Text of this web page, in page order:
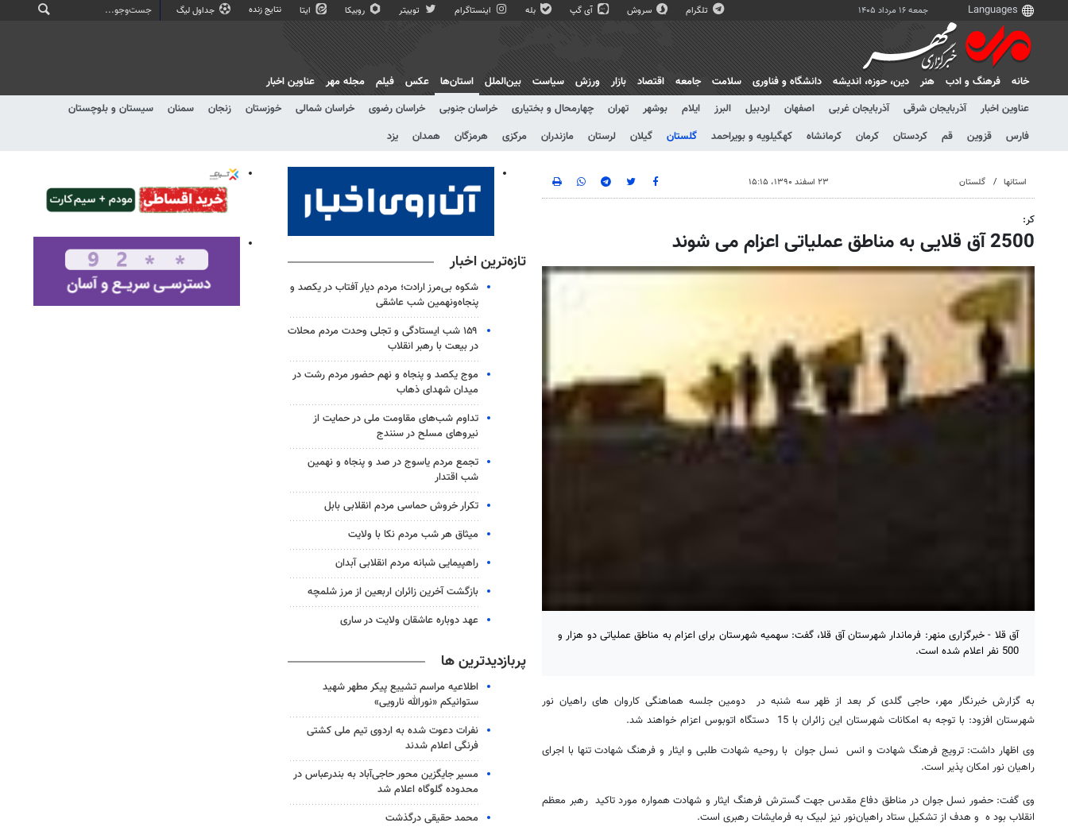
جمعه ۱۶ مرداد ۱۴۰۵ تلگرام سروش آی گپ بله اینستاگرام توییتر روبیکا ایتا نتایج زنده جداول لیگ
خانه فرهنگ و ادب هنر دين، حوزه، انديشه دانشگاه و فناوری سلامت جامعه اقتصاد بازار ورزش سیاست بین‌الملل
استان‌ها
عناوین اخبار
آذربایجان شرقی آذربایجان غربی اصفهان اردبیل البرز ایلام بوشهر تهران چهارمحال و بختیاری خراسان جنوبی خراسان رضوی خراسان شمالی خوزستان زنجان سمنان
سیستان و بلوچستان
فارس
قزوین قم کردستان کرمان کرمانشاه کهگیلویه و بویراحمد گلستان گیلان لرستان مازندران مرکزی هرمزگان همدان یزد
عکس فیلم مجله مهر عناوین اخبار
استانها گلستان ۲۳ اسفند ۱۳۹۰، ۱۵:۱۵
کر:
2500 آق قلایی به مناطق عملیاتی اعزام می شوند
آق قلا - خبرگزاری منهر: فرماندار شهرستان آق قلا، گفت: سهمیه شهرستان برای اعزام به مناطق عملیاتی دو هزار و
500 نفر اعلام شده است.
به گزارش خبرنگار مهر، حاجی گلدی کر بعد از ظهر سه شنبه در دومین جلسه هماهنگی کاروان های راهیان نور
شهرستان افزود: با توجه به امکانات شهرستان این زائران با 15 دستگاه اتوبوس اعزام خواهند شد.
وی اظهار داشت: ترویج فرهنگ شهادت و انس نسل جوان با روحیه شهادت طلبی و ایثار و فرهنگ شهادت تنها با اجرای
راهیان نور امکان پذیر است.
وی گفت: حضور نسل جوان در مناطق دفاع مقدس جهت گسترش فرهنگ ایثار و شهادت همواره مورد تاکید رهبر معظم
انقلاب بود ه و هدف از تشکیل ستاد راهیان‌نور نیز لبیک به فرمایشات رهبری است.
تازه‌ترین اخبار
شکوه بی‌مرز ارادت؛ مردم دیار آفتاب در یکصد و
پنجاه‌ونهمین شب عاشقی
۱۵۹ شب ایستادگی و تجلی وحدت مردم محلات
در بیعت با رهبر انقلاب
موج یکصد و پنجاه و نهم حضور مردم رشت در
میدان شهدای ذهاب
تداوم شب‌های مقاومت ملی در حمایت از
نیروهای مسلح در سنندج
تجمع مردم یاسوج در صد و پنجاه و نهمین
شب اقتدار
تکرار خروش حماسی مردم انقلابی بابل
میثاق هر شب مردم نکا با ولایت
راهپیمایی شبانه مردم انقلابی آبدان
بازگشت آخرین زائران اربعین از مرز شلمچه
عهد دوباره عاشقان ولایت در ساری
پربازدیدترین ها
اطلاعیه مراسم تشییع پیکر مطهر شهید
ستوانیکم «نورالله نارویی»
نفرات دعوت شده به اردوی تیم ملی کشتی
فرنگی اعلام شدند
مسیر جایگزین محور حاجی‌آباد به بندرعباس در
محدوده گلوگاه اعلام شد
محمد حقیقی درگذشت